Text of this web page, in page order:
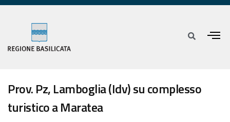
Prov. Pz, Lamboglia (Idv) su complesso
turistico a Maratea